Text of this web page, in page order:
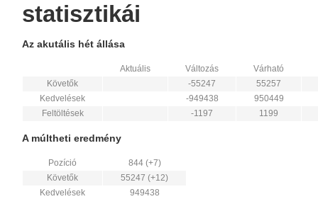
statisztikái
Az akutális hét állása
Aktuális Változás
Várható
Követők
-55247
55257
Kedvelések
-949438
950449
Feltöltések
-1197 1199
A múltheti eredmény
Pozíció
844 (+7)
Követők
55247 (+12)
Kedvelések
949438